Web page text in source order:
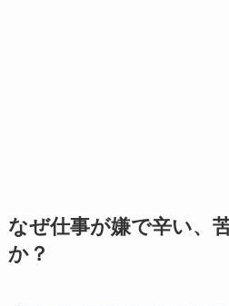
なぜ仕事が嫌で辛い、
か？